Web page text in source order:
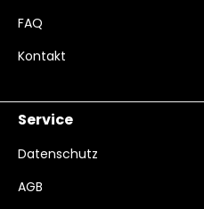
FAQ
Kontakt
Service
Datenschutz
AGB